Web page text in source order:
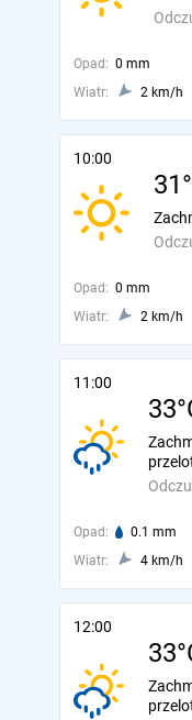
Opad: 0 mm
Wiatr:
2 km/h
10:00
Opad: 0 mm
Wiatr:
2 km/h
11:00
Opad: 0.1 mm
Wiatr:
4 km/h
12:00